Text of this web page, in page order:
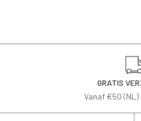
GRATIS
Vanaf €50 (NL)